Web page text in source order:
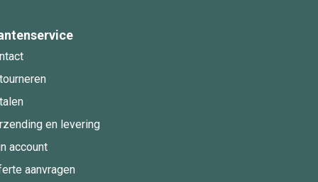
en levering
account
aanvragen